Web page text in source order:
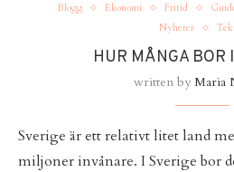
Blogg Ekonomi Fritid
Nyheter
HUR MÅNGA BOR
written byMaria
Sverige är ett relativt litet land
miljoner invånare. I Sverige bor